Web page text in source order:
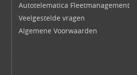
Autotelematica Fleetmanagement
Veelgestelde vragen
Algemene Voorwaarden